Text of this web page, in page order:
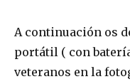
A continuación os
portátil ( con
veteranos en la